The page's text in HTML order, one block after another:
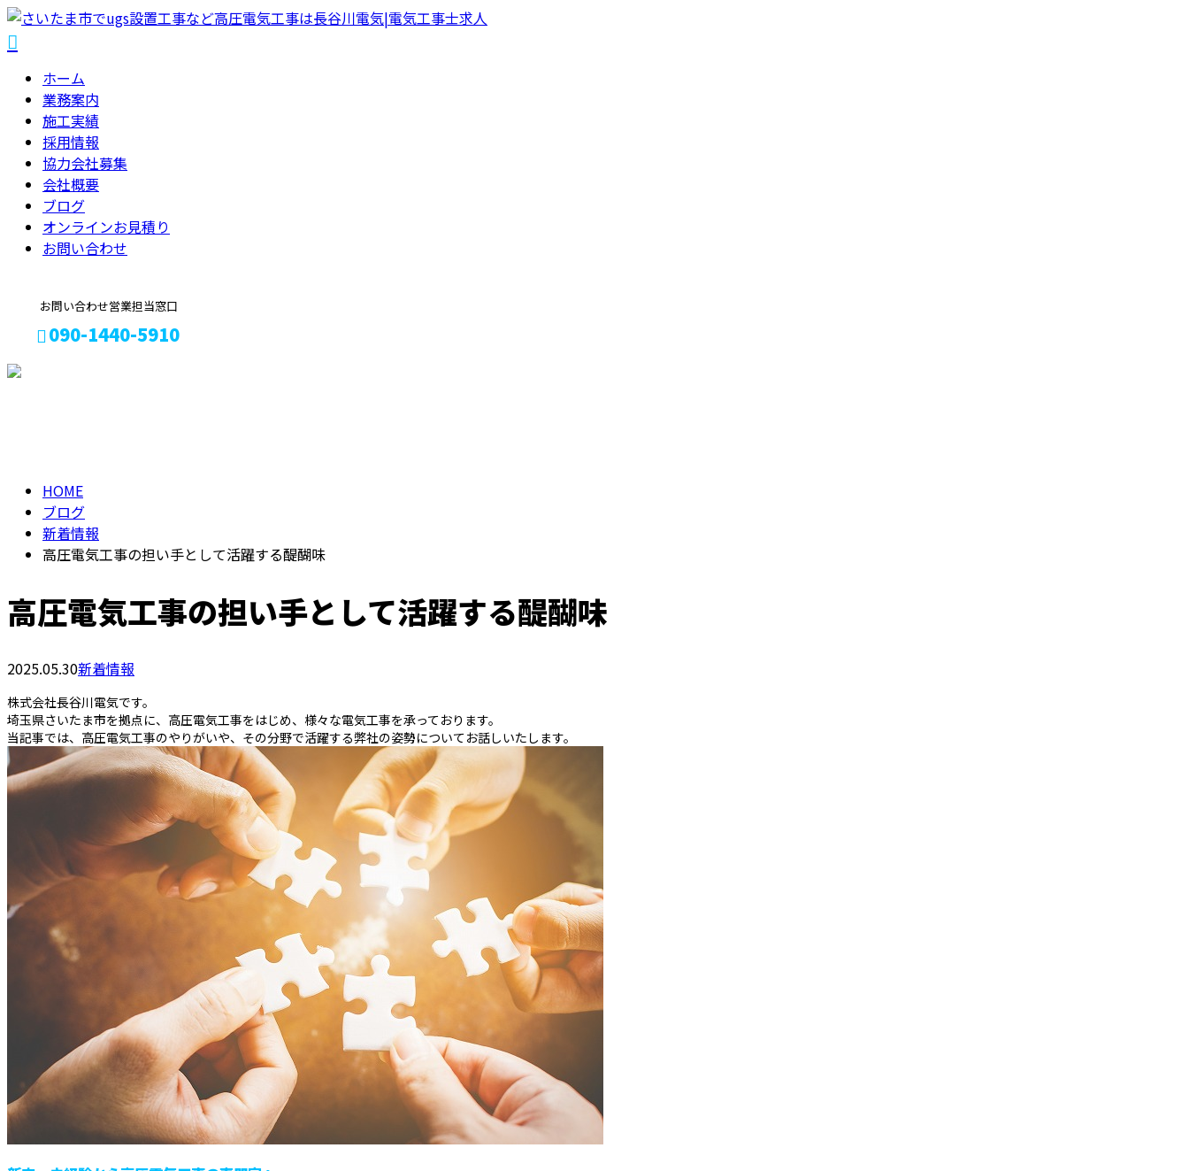
ホーム
業務案内
施工実績
採用情報
協力会社募集
会社概要
ブログ
オンラインお見積り
お問い合わせ
お問い合わせ営業担当窓口
090-1440-5910
HOME
ブログ
新着情報
高圧電気工事の担い手として活躍する醍醐味
高圧電気工事の担い手として活躍する醍醐味
2025.05.30新着情報
株式会社長谷川電気です。
埼玉県さいたま市を拠点に、高圧電気工事をはじめ、様々な電気工事を承っております。
当記事では、高圧電気工事のやりがいや、その分野で活躍する弊社の姿勢についてお話しいたします。